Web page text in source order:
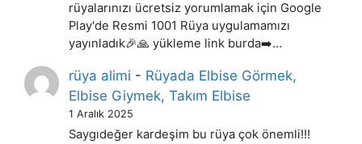
rüyalarınızı ücretsiz yorumlamak için Google
Play'de Resmi 1001 Rüya uygulamamızı
yayınladık🎉🙏 yükleme link burda➡️…
rüya alimi - Rüyada Elbise Görmek,
Elbise Giymek, Takım Elbise
1 Aralık 2025
Saygıdeğer kardeşim bu rüya çok önemli!!!